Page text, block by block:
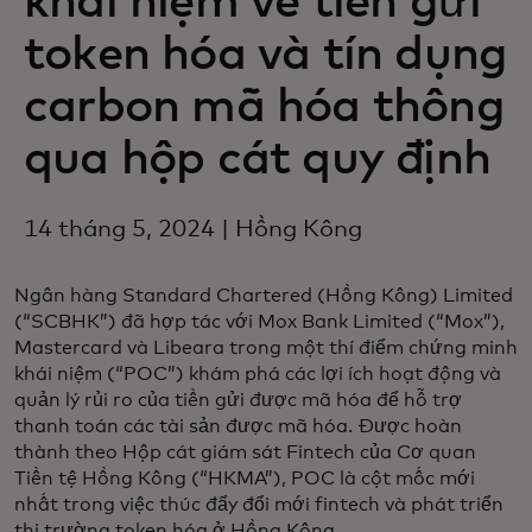
token hóa và tín dụng
carbon mã hóa thông
qua hộp cát quy định
14 tháng 5, 2024 | Hồng Kông
Ngân hàng Standard Chartered (Hồng Kông) Limited
(“SCBHK”) đã hợp tác với Mox Bank Limited (“Mox”),
Mastercard và Libeara trong một thí điểm chứng minh
khái niệm (“POC”) khám phá các lợi ích hoạt động và
quản lý rủi ro của tiền gửi được mã hóa để hỗ trợ
thanh toán các tài sản được mã hóa. Được hoàn
thành theo Hộp cát giám sát Fintech của Cơ quan
Tiền tệ Hồng Kông (“HKMA”), POC là cột mốc mới
nhất trong việc thúc đẩy đổi mới fintech và phát triển